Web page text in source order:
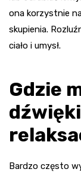
ona korzystnie
skupienia.
ciało i umysł.
Gdzie
Bardzo często